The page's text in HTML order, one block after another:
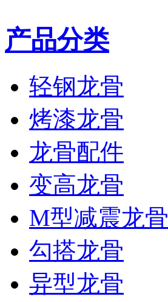
产品分类
轻钢龙骨
烤漆龙骨
龙骨配件
变高龙骨
M型减震龙骨
勾搭龙骨
异型龙骨